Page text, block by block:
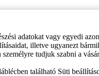
adatokat vagy egyedi
illetve ugyanezt
tudjuk szabni a
található Süti